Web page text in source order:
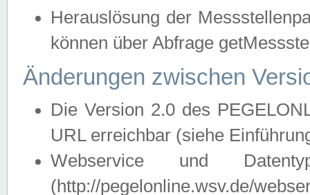
Herauslösung der
können über Abfrage
Änderungen zwischen
Die Version 2.0 des
URL erreichbar (siehe
Webservice und
(http://pegelonline.wsv.de/